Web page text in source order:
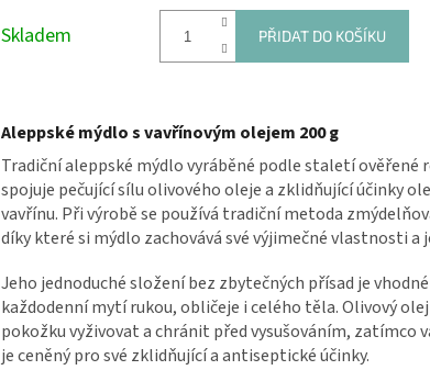
Skladem PŘIDAT DO KOŠÍKU
Aleppské mýdlo s vavřínovým olejem 200 g
Tradiční aleppské mýdlo vyráběné podle staletí ověřené
spojuje pečující sílu olivového oleje a zklidňující účinky
vavřínu. Při výrobě se používá tradiční metoda
díky které si mýdlo zachovává své výjimečné vlastnosti a
Jeho jednoduché složení bez zbytečných přísad je
každodenní mytí rukou, obličeje i celého těla. Olivový
pokožku vyživovat a chránit před vysušováním, zatímco
je ceněný pro své zklidňující a antiseptické účinky.